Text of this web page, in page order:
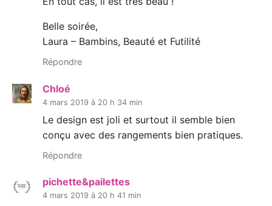
Belle soirée,
Laura – Bambins, Beauté et Futilité
Répondre
Chloé
4 mars 2019 à 20 h 34 min
Le design est joli et surtout il semble bien
conçu avec des rangements bien pratiques.
Répondre
pichette&pailettes
4 mars 2019 à 20 h 41 min